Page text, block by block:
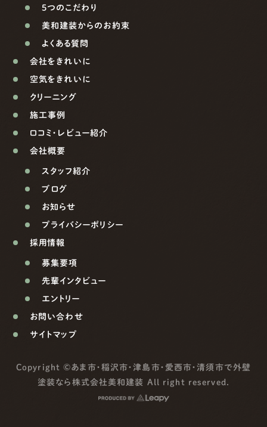
5つのこだわり
美和建装からのお約束
よくある質問
会社をきれいに
空気をきれいに
クリーニング
施工事例
口コミ・レビュー紹介
会社概要
スタッフ紹介
ブログ
お知らせ
プライバシーポリシー
採用情報
募集要項
先輩インタビュー
エントリー
お問い合わせ
サイトマップ
Copyright ©あま市・稲沢市・津島市・愛西市・清須市で外壁
塗装なら株式会社美和建装 All right reserved.